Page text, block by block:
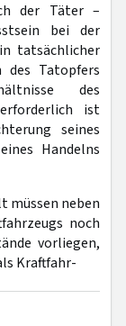
der Täter –
bei der
tatsächlicher
des Tatopfers
des
ist
seines
Handelns
müssen neben
noch
vorliegen,
Kraftfahr-